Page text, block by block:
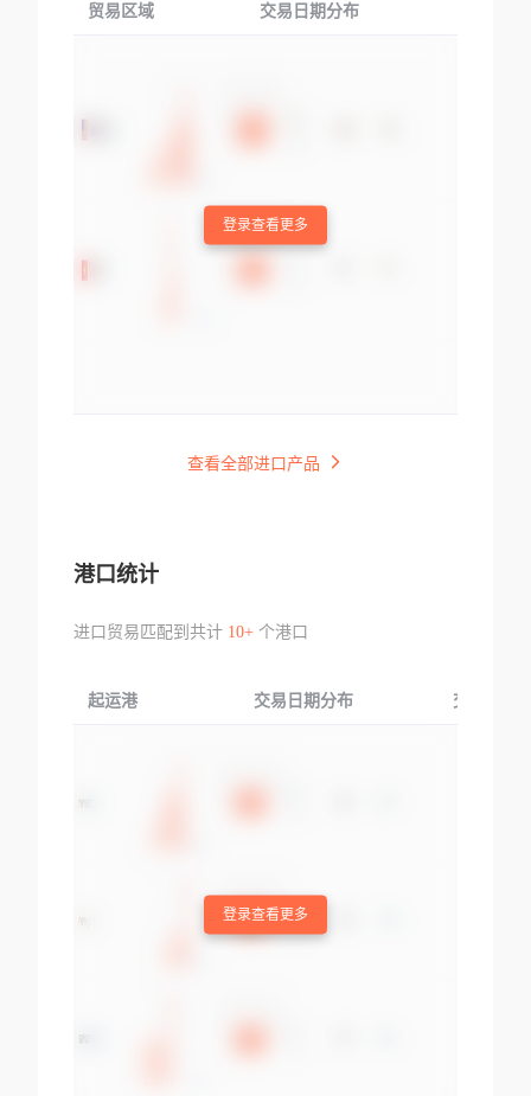
贸易区域 交易日期分布
登录查看更多
查看全部进口产品
港口统计
进口贸易匹配到共计 10+个港口
起运港 交易日期分布 交易产品
登录查看更多